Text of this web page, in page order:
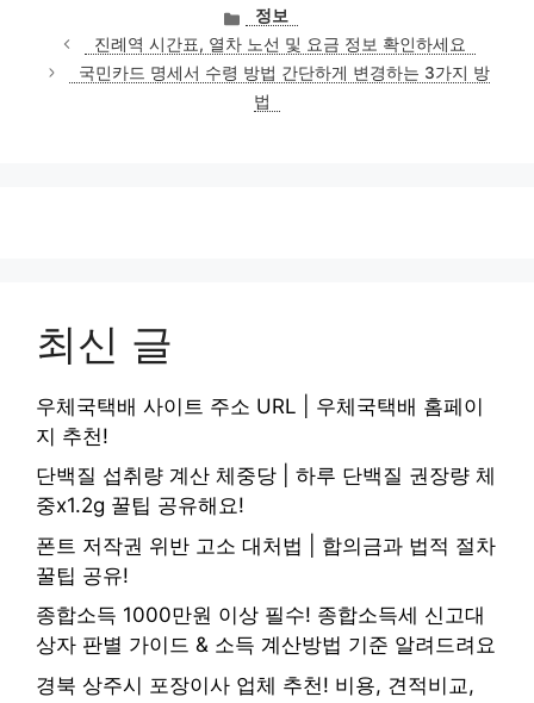
카
테
고
리
정보
진례역 시간표, 열차 노선 및 요금 정보 확인하세요
국민카드 명세서 수령 방법 간단하게 변경하는 3가지 방
법
최신 글
우체국택배 사이트 주소 URL | 우체국택배 홈페이
지 추천!
단백질 섭취량 계산 체중당 | 하루 단백질 권장량 체
중x1.2g 꿀팁 공유해요!
폰트 저작권 위반 고소 대처법 | 합의금과 법적 절차
꿀팁 공유!
종합소득 1000만원 이상 필수! 종합소득세 신고대
상자 판별 가이드 & 소득 계산방법 기준 알려드려요
경북 상주시 포장이사 업체 추천! 비용, 견적비교,